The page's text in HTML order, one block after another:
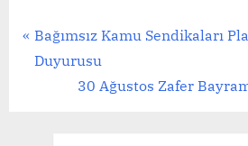
Yazı
gezinmesi
P
r
Bağımsız Kamu Sendikaları
Duyurusu
N
30 Ağustos Zafer